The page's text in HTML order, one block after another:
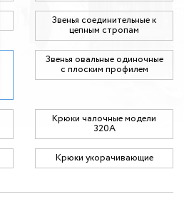
Звенья соединительные к
цепным стропам
Звенья овальные одиночные
c плоским профилем
Крюки чалочные модели
320А
Крюки укорачивающие